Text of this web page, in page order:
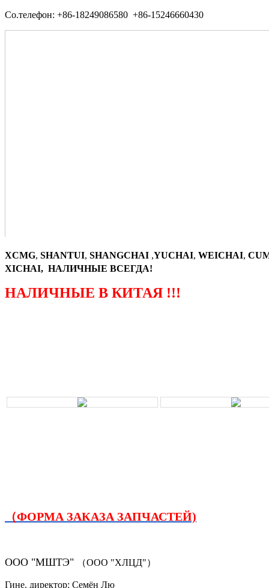
Со.телефон: +86-18249086580 +86-15246660430
XCMG, SHANTUI, SHANGCHAI ,YUCHAI, WEICHAI,
XICHAI, НАЛИЧНЫЕ ВСЕГДА!
НАЛИЧНЫЕ В КИТАЯ !!!
（ФОРМА ЗАКАЗА ЗАПЧАСТЕЙ)
ООО "МШТЭ" （ООО "ХЛЦД"）
Гине. директор: Семён Лю